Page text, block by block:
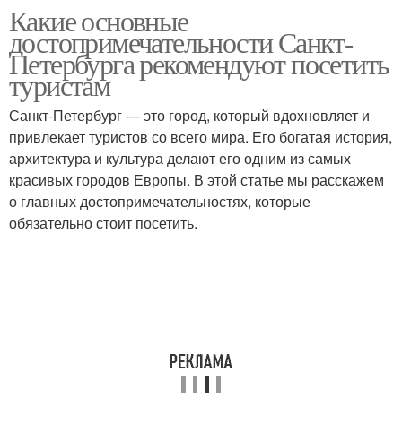
Какие основные
достопримечательности Санкт-
Петербурга рекомендуют посетить
туристам
Санкт-Петербург — это город, который вдохновляет и
привлекает туристов со всего мира. Его богатая история,
архитектура и культура делают его одним из самых
красивых городов Европы. В этой статье мы расскажем
о главных достопримечательностях, которые
обязательно стоит посетить.